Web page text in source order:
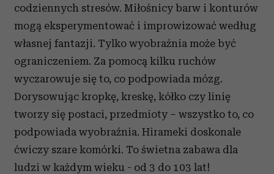
codziennych stresów. Miłośnicy barw i konturów
mogą eksperymentować i improwizować według
własnej fantazji. Tylko wyobraźnia może być
ograniczeniem. Za pomocą kilku ruchów
wyczarowuje się to, co podpowiada mózg.
Dorysowując kropkę, kreskę, kółko czy linię
tworzy się postaci, przedmioty – wszystko to, co
podpowiada wyobraźnia. Hirameki doskonale
ćwiczy szare komórki. To świetna zabawa dla
ludzi w każdym wieku - od 3 do 103 lat!